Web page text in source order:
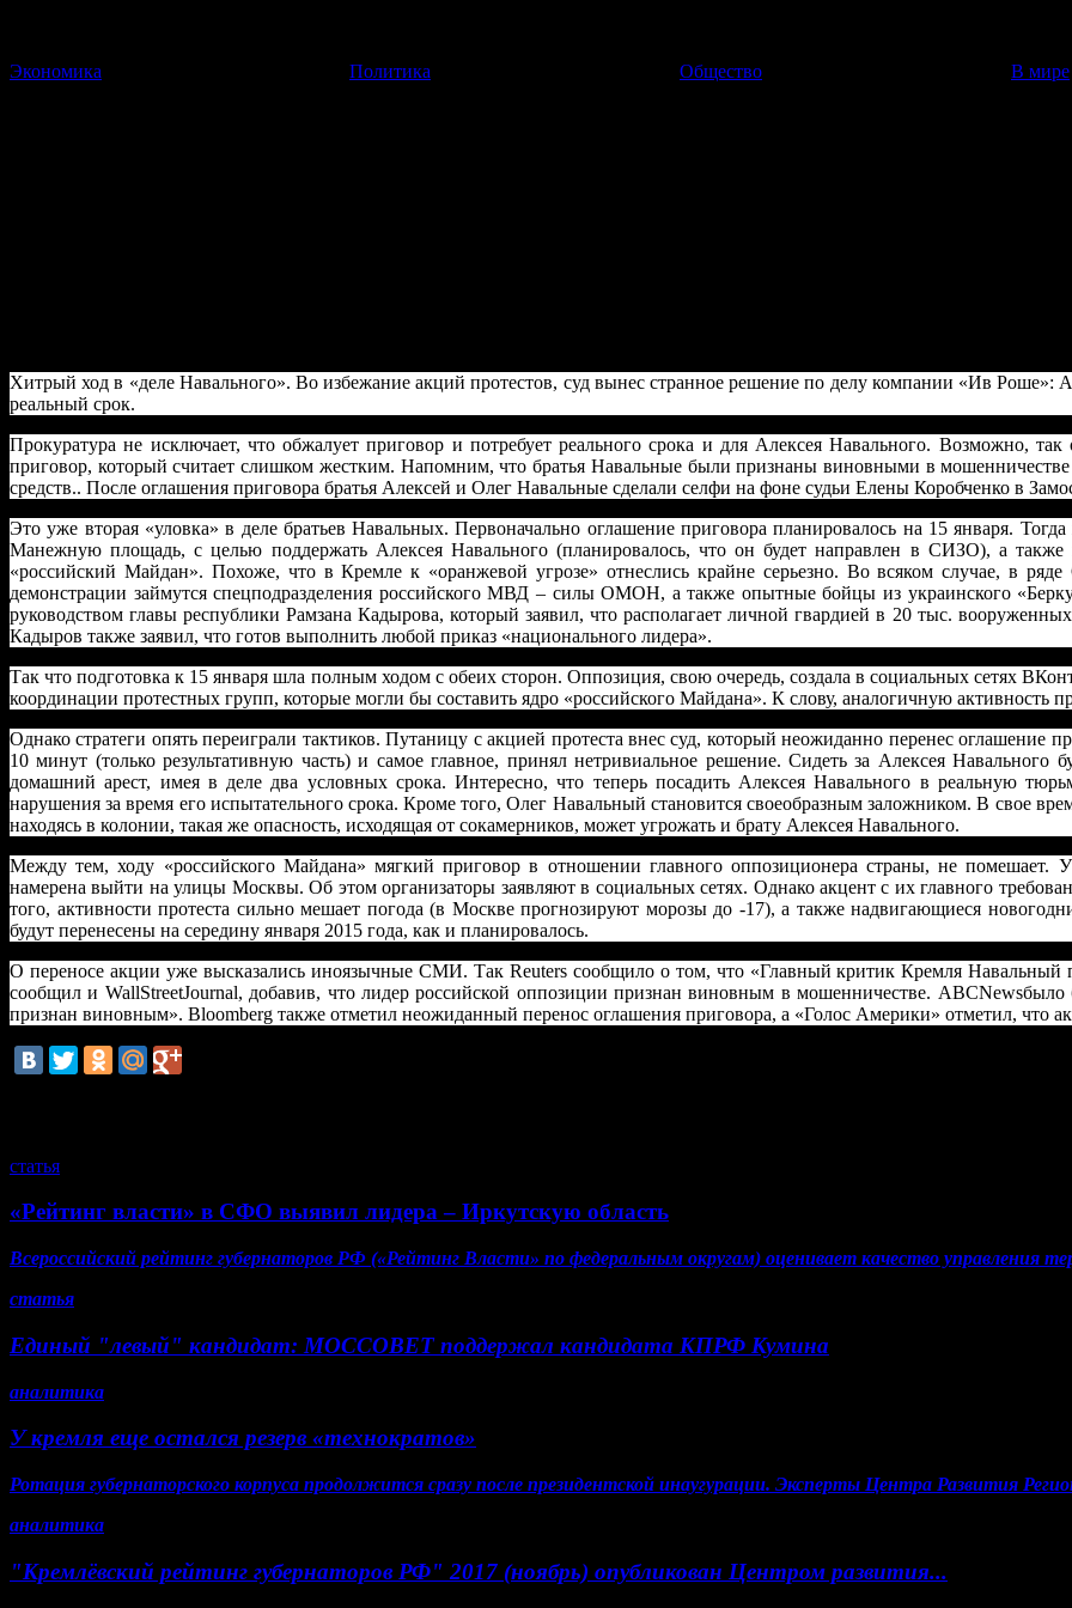
Экономика Политика Общество В мире
Хитрый ход в «деле Навального». Во избежание акций протестов, суд вынес странное решение по делу компании «Ив Роше»:
реальный срок.
Прокуратура не исключает, что обжалует приговор и потребует реального срока и для Алексея Навального. Возможно,
приговор, который считает слишком жестким. Напомним, что братья Навальные были признаны виновными в
средств.. После оглашения приговора братья Алексей и Олег Навальные сделали селфи на фоне судьи Елены Коробченко в
Это уже вторая «уловка» в деле братьев Навальных. Первоначально оглашение приговора планировалось на 15 января.
Манежную площадь, с целью поддержать Алексея Навального (планировалось, что он будет направлен в СИЗО), а
«российский Майдан». Похоже, что в Кремле к «оранжевой угрозе» отнеслись крайне серьезно. Во всяком случае, в
демонстрации займутся спецподразделения российского МВД – силы ОМОН, а также опытные бойцы из украинского
руководством главы республики Рамзана Кадырова, который заявил, что располагает личной гвардией в 20 тыс.
Кадыров также заявил, что готов выполнить любой приказ «национального лидера».
Так что подготовка к 15 января шла полным ходом с обеих сторон. Оппозиция, свою очередь, создала в социальных сетях
координации протестных групп, которые могли бы составить ядро «российского Майдана». К слову, аналогичную активность
Однако стратеги опять переиграли тактиков. Путаницу с акцией протеста внес суд, который неожиданно перенес оглашение
10 минут (только результативную часть) и самое главное, принял нетривиальное решение. Сидеть за Алексея Навального
домашний арест, имея в деле два условных срока. Интересно, что теперь посадить Алексея Навального в реальную
нарушения за время его испытательного срока. Кроме того, Олег Навальный становится своеобразным заложником. В свое
находясь в колонии, такая же опасность, исходящая от сокамерников, может угрожать и брату Алексея Навального.
Между тем, ходу «российского Майдана» мягкий приговор в отношении главного оппозиционера страны, не помешает.
намерена выйти на улицы Москвы. Об этом организаторы заявляют в социальных сетях. Однако акцент с их главного
того, активности протеста сильно мешает погода (в Москве прогнозируют морозы до -17), а также надвигающиеся
будут перенесены на середину января 2015 года, как и планировалось.
О переносе акции уже высказались иноязычные СМИ. Так Reuters сообщило о том, что «Главный критик Кремля
сообщил и WallStreetJournal, добавив, что лидер российской оппозиции признан виновным в мошенничестве.
признан виновным». Bloomberg также отметил неожиданный перенос оглашения приговора, а «Голос Америки» отметил, что
статья
«Рейтинг власти» в СФО выявил лидера – Иркутскую область
Всероссийский рейтинг губернаторов РФ («Рейтинг Власти» по федеральным округам) оценивает качество управления
статья
Единый "левый" кандидат: МОССОВЕТ поддержал кандидата КПРФ Кумина
аналитика
У кремля еще остался резерв «технократов»
Ротация губернаторского корпуса продолжится сразу после президентской инаугурации. Эксперты Центра Развития
аналитика
"Кремлёвский рейтинг губернаторов РФ" 2017 (ноябрь) опубликован Центром развития...